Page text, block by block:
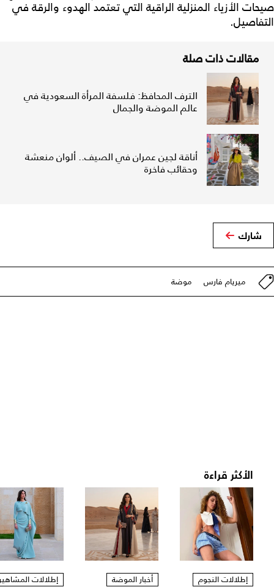
صيحات الأزياء المنزلية الراقية التي تعتمد الهدوء والرقة في
التفاصيل.
مقالات ذات صلة
الترف المحافظ: فلسفة المرأة السعودية في
عالم الموضة والجمال
أناقة لجين عمران في الصيف.. ألوان منعشة
وحقائب فاخرة
شارك
ميريام فارس موضة
الأكثر قراءة
إطلالات النجوم أخبار الموضة إطلالات